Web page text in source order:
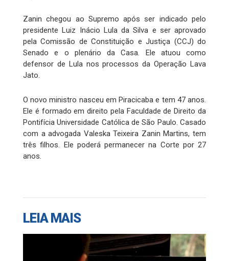
Zanin chegou ao Supremo após ser indicado pelo
presidente Luiz Inácio Lula da Silva e ser aprovado
pela Comissão de Constituição e Justiça (CCJ) do
Senado e o plenário da Casa. Ele atuou como
defensor de Lula nos processos da Operação Lava
Jato.
O novo ministro nasceu em Piracicaba e tem 47 anos.
Ele é formado em direito pela Faculdade de Direito da
Pontifícia Universidade Católica de São Paulo. Casado
com a advogada Valeska Teixeira Zanin Martins, tem
três filhos. Ele poderá permanecer na Corte por 27
anos.
LEIA MAIS